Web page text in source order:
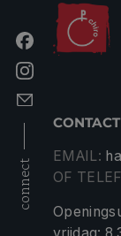
connect
EMAIL:
OF